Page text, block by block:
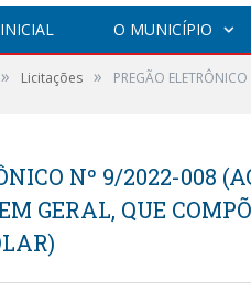
O MUNICÍPIO
» Licitações » PREGÃO
Nº 9/2022-008
GERAL, QUE